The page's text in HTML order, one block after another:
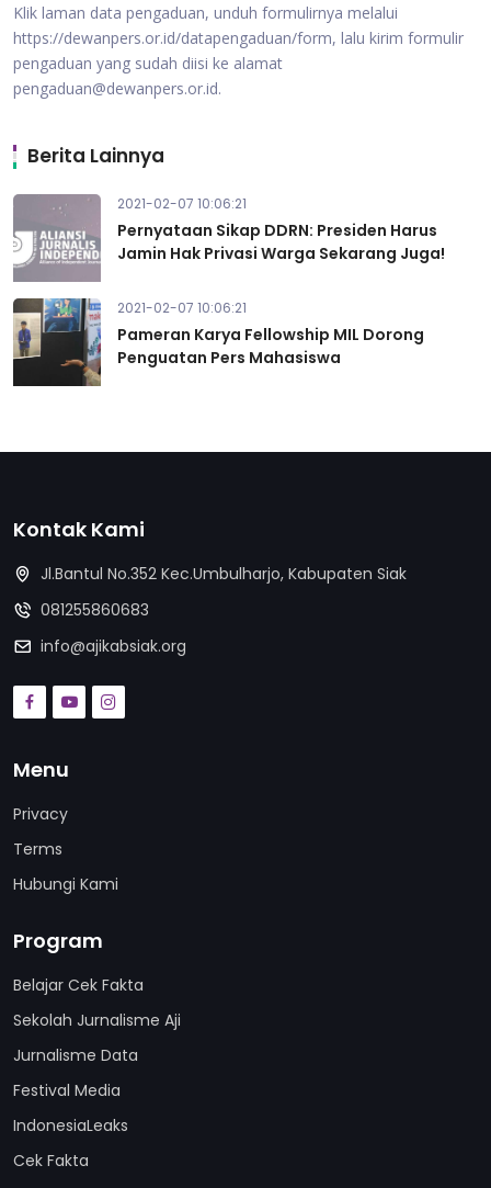
Klik laman data pengaduan, unduh formulirnya melalui
https://dewanpers.or.id/datapengaduan/form, lalu kirim formulir
pengaduan yang sudah diisi ke alamat
pengaduan@dewanpers.or.id.
Berita Lainnya
2021-02-07 10:06:21
Pernyataan Sikap DDRN: Presiden Harus
Jamin Hak Privasi Warga Sekarang Juga!
2021-02-07 10:06:21
Pameran Karya Fellowship MIL Dorong
Penguatan Pers Mahasiswa
Kontak Kami
Jl.Bantul No.352 Kec.Umbulharjo, Kabupaten Siak
081255860683
info@ajikabsiak.org
Menu
Privacy
Terms
Hubungi Kami
Program
Belajar Cek Fakta
Sekolah Jurnalisme Aji
Jurnalisme Data
Festival Media
IndonesiaLeaks
Cek Fakta